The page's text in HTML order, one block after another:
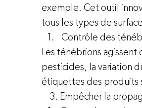
exemple. Cet outil
tous les types de
Contrôle des
Les ténébrions
pesticides, la variation
étiquettes des produits
3. Empêcher la